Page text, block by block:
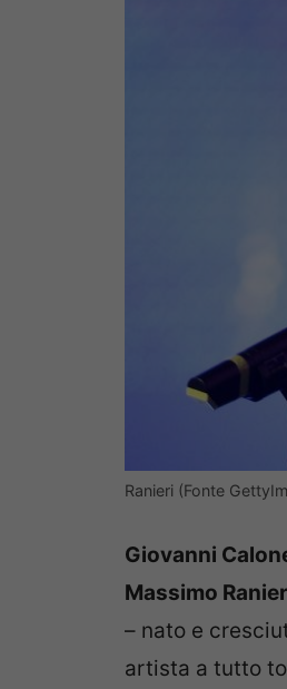
Ranieri (Fonte
Giovanni
Massimo
– nato e
artista a tutto